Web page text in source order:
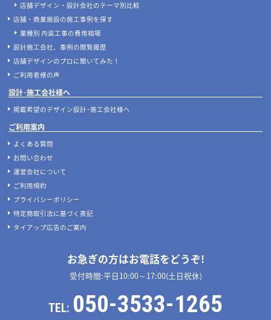
店舗デザイン・設計会社のテーマ別比較
店舗・商業施設の施工事例を探す
業種別 内装工事の費用相場
設計施工会社、事例の閲覧履歴
店舗デザインのプロに聞いてみた！
ご利用者様の声
設計･施工会社様へ
掲載希望のデザイン設計･施工会社様へ
ご利用案内
よくある質問
お問い合わせ
運営会社について
ご利用規約
プライバシーポリシー
特定商取引法に基づく表記
タイアップ広告のご案内
お急ぎの方はお電話をどうぞ!
受付時間:平日10:00～17:00(土日祝休)
TEL: 050-3533-1265